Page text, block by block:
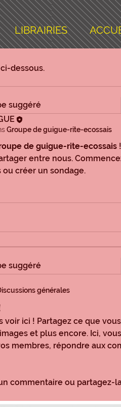
LIBRAIRIES
dessous.
suggéré
Groupe de guigue-rite-ecossais
de guigue-rite-ecossais
entre nous.
créer un sondage.
suggéré
générales
voir ici ! Partagez ce que
et plus encore. Ici,
membres, répondre aux
commentaire ou partagez-